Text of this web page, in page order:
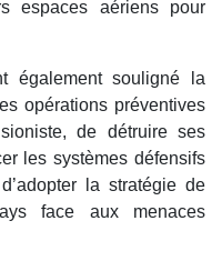
espaces aériens pour
également souligné la
opérations préventives
de détruire ses
les systèmes défensifs
la stratégie de
face aux menaces